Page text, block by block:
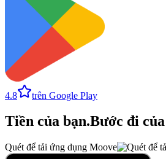
4.8 trên Google Play
Tiền của bạn.Bước đi
Quét để tải ứng dụng Moove